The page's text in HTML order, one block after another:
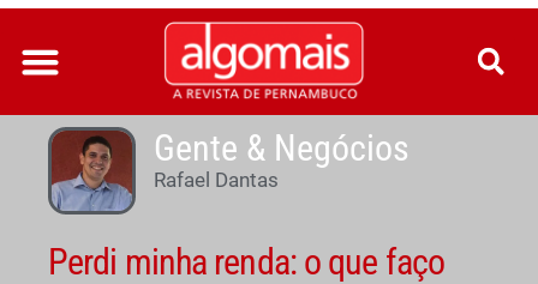
Ir
para
conteúdo
Gente & Negócios
Rafael Dantas
Perdi minha renda: o que faço